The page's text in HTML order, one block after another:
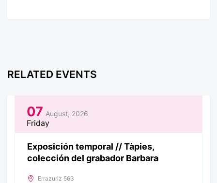
RELATED EVENTS
07 August, 2026
Friday
Exposición temporal // Tàpies,
colección del grabador Barbara
Errazuriz 563